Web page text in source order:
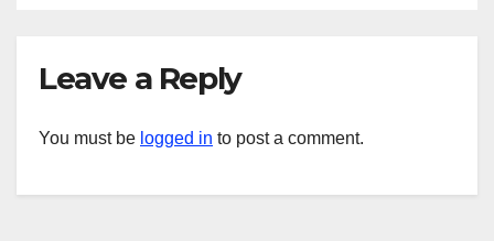
Leave a Reply
You must be logged in to post a comment.